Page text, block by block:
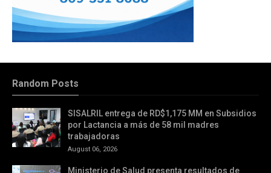
Random Posts
SISALRIL entrega de RD$1,175 MM en Subsidios
por Lactancia a más de 58 mil madres
trabajadoras
August 06, 2026
Ministerio de Salud presenta resultados de